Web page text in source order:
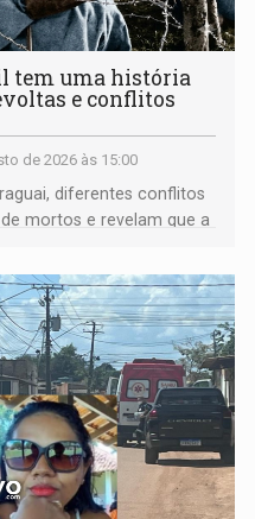
tem uma história
e conflitos
de 2026 às 15:00
diferentes conflitos
mortos e revelam que a